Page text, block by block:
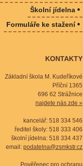
Školní jídelna •
Formuláře ke stažení•
KONTAKTY
Základní škola M. Kudeříkové
Příční 1365
696 62 Strážnice
najdete nás zde »
kancelář: 518 334 546
ředitel školy: 518 333 406
školní jídelna: 518 334 437
email: podatelna@zsmkstr.cz
Pověřenec pro ochranu